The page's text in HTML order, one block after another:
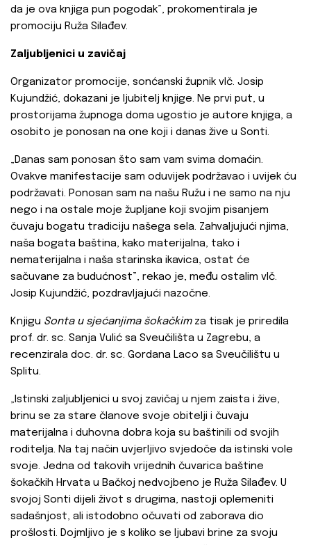
da je ova knjiga pun pogodak”, prokomentirala je
promociju Ruža Silađev.
Zaljubljenici u zavičaj
Organizator promocije, sonćanski župnik vlč. Josip
Kujundžić, dokazani je ljubitelj knjige. Ne prvi put, u
prostorijama župnoga doma ugostio je autore knjiga, a
osobito je ponosan na one koji i danas žive u Sonti.
„Danas sam ponosan što sam vam svima domaćin.
Ovakve manifestacije sam oduvijek podržavao i uvijek ću
podržavati. Ponosan sam na našu Ružu i ne samo na nju
nego i na ostale moje župljane koji svojim pisanjem
čuvaju bogatu tradiciju našega sela. Zahvaljujući njima,
naša bogata baština, kako materijalna, tako i
nematerijalna i naša starinska ikavica, ostat će
sačuvane za budućnost”, rekao je, među ostalim vlč.
Josip Kujundžić, pozdravljajući nazočne.
Knjigu Sonta u sjećanjima šokačkimza tisak je priredila
prof. dr. sc. Sanja Vulić sa Sveučilišta u Zagrebu, a
recenzirala doc. dr. sc. Gordana Laco sa Sveučilištu u
Splitu.
„Istinski zaljubljenici u svoj zavičaj u njem zaista i žive,
brinu se za stare članove svoje obitelji i čuvaju
materijalna i duhovna dobra koja su baštinili od svojih
roditelja. Na taj način uvjerljivo svjedoče da istinski vole
svoje. Jedna od takovih vrijednih čuvarica baštine
šokačkih Hrvata u Bačkoj nedvojbeno je Ruža Silađev. U
svojoj Sonti dijeli život s drugima, nastoji oplemeniti
sadašnjost, ali istodobno očuvati od zaborava dio
prošlosti. Dojmljivo je s koliko se ljubavi brine za svoju